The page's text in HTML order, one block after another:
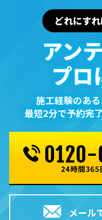
どれにす
アン
プロ
施⼯経験のあ
最短2分で予約完
メール